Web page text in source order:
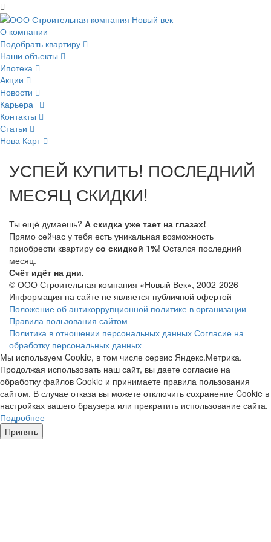
О компании
Подобрать квартиру
Наши объекты
Ипотека
Акции
Новости
Карьера
Контакты
Статьи
Нова Карт
УСПЕЙ КУПИТЬ! ПОСЛЕДНИЙ
МЕСЯЦ СКИДКИ!
Ты ещё думаешь? А скидка уже тает на глазах!
Прямо сейчас у тебя есть уникальная возможность
приобрести квартиру со скидкой 1%! Остался последний
месяц.
Счёт идёт на дни.
© ООО Строительная компания «Новый Век», 2002-2026
Информация на сайте не является публичной офертой
Положение об антикоррупционной политике в организации
Правила пользования сайтом
Политика в отношении персональных данных Согласие на
обработку персональных данных
Мы используем Cookie, в том числе сервис Яндекс.Метрика.
Продолжая использовать наш сайт, вы даете согласие на
обработку файлов Cookie и принимаете правила пользования
сайтом. В случае отказа вы можете отключить сохранение Cookie в
настройках вашего браузера или прекратить использование сайта.
Подробнее
Принять